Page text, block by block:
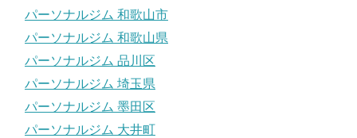
パーソナルジム 和歌山市
パーソナルジム 和歌山県
パーソナルジム 品川区
パーソナルジム 埼玉県
パーソナルジム 墨田区
パーソナルジム 大井町